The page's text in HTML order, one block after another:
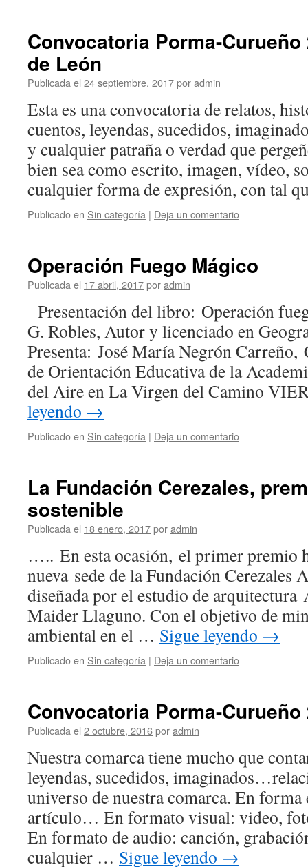
Convocatoria Porma-Curueño
de León
Publicada el 24 septiembre, 2017poradmin
Esta es una convocatoria de relatos,
cuentos, leyendas, sucedidos,
y cualquier patraña o verdad que
bien sea como escrito, imagen, vídeo,
cualquier forma de expresión, con tal
Publicado en Sin categoría | Deja un comentario
Operación Fuego Mágico
Publicada el 17 abril, 2017poradmin
Presentación del libro: Operación
G. Robles, Autor y licenciado en
Presenta: José María Negrón Carreño,
de Orientación Educativa de la
del Aire en La Virgen del Camino
leyendo →
Publicado en Sin categoría | Deja un comentario
La Fundación Cerezales,
sostenible
Publicada el 18 enero, 2017poradmin
….. En esta ocasión, el primer premio
nueva sede de la Fundación Cerezales
diseñada por el estudio de
Maider Llaguno. Con el objetivo de
ambiental en el … Sigue leyendo →
Publicado en Sin categoría | Deja un comentario
Convocatoria Porma-Curueño
Publicada el 2 octubre, 2016poradmin
Nuestra comarca tiene mucho que
leyendas, sucedidos,
universo de nuestra comarca. En
artículo… En formato visual: video,
En formato de audio: canción,
cualquier … Sigue leyendo →